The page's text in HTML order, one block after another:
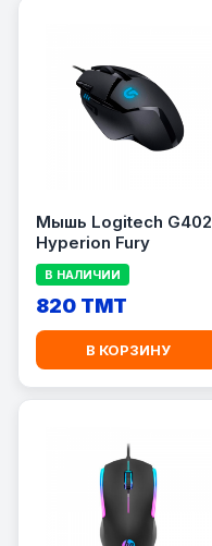
Мышь Logitech G402
Hyperion Fury
В НАЛИЧИИ
820 TMT
В КОРЗИНУ